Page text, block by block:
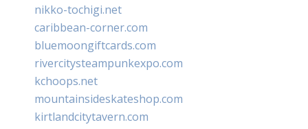
nikko-tochigi.net
caribbean-corner.com
bluemoongiftcards.com
rivercitysteampunkexpo.com
kchoops.net
mountainsideskateshop.com
kirtlandcitytavern.com